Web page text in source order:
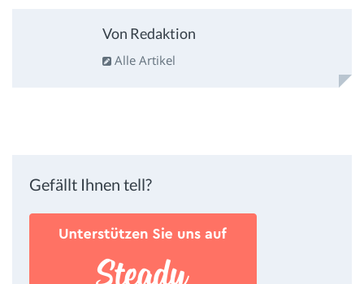
Von Redaktion
Alle Artikel
Gefällt Ihnen tell?